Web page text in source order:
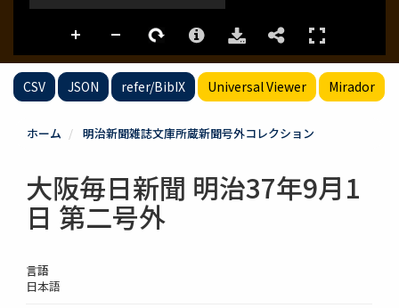
CSV JSON refer/BibIX Universal Viewer Mirador
ホーム 明治新聞雑誌文庫所蔵新聞号外コレクション
大阪毎日新聞 明治37年9月1
日 第二号外
言語
日本語